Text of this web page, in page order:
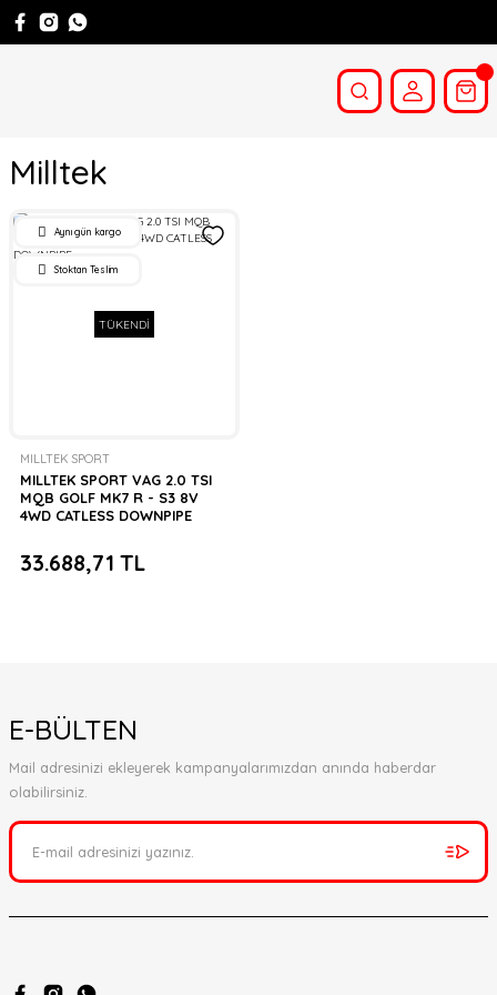
Milltek
TÜKENDİ
Aynı gün kargo
Stoktan Teslim
MILLTEK SPORT
MILLTEK SPORT VAG 2.0 TSI
MQB GOLF MK7 R - S3 8V
4WD CATLESS DOWNPIPE
33.688,71 TL
E-BÜLTEN
Mail adresinizi ekleyerek kampanyalarımızdan anında haberdar
olabilirsiniz.